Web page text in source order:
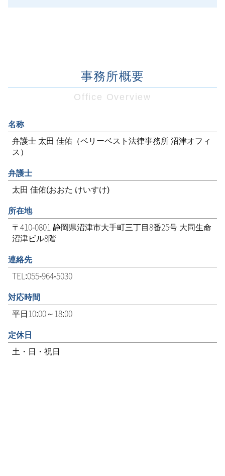
事務所概要
Office Overview
名称
弁護士 太田 佳佑（ベリーベスト法律事務所 沼津オフィ
ス）
弁護士
太田 佳佑(おおた けいすけ)
所在地
〒410-0801 静岡県沼津市大手町三丁目8番25号 大同生命
沼津ビル8階
連絡先
TEL:055-964-5030
対応時間
平日10:00～18:00
定休日
土・日・祝日